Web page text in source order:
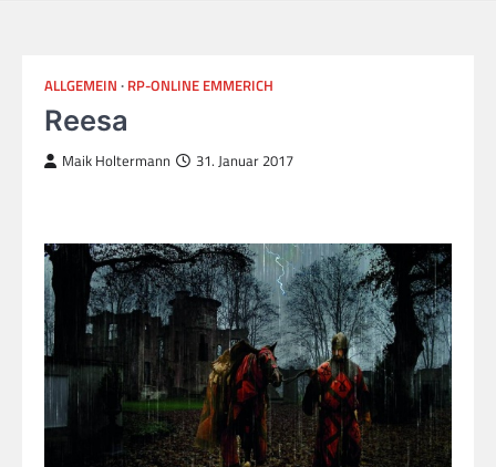
ALLGEMEIN RP-ONLINE EMMERICH
Reesa
Maik Holtermann 31. Januar 2017